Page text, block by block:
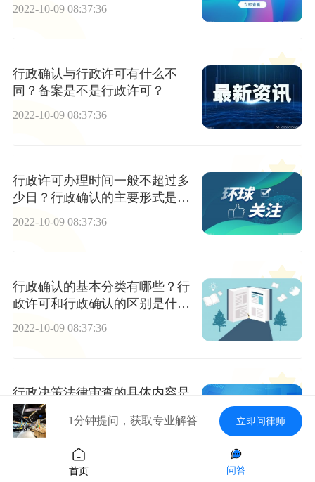
2022-10-09 08:37:36
行政确认与行政许可有什么不
同？备案是不是行政许可？
2022-10-09 08:37:36
行政许可办理时间一般不超过多
少日？行政确认的主要形式是什
2022-10-09 08:37:36
行政确认的基本分类有哪些？行
政许可和行政确认的区别是什
么？
2022-10-09 08:37:36
行政决策法律审查的具体内容是
什么？办理建筑工程施工许可证
需要准备什么材料？
2022-10-09 08:37:36
1分钟提问，获取专业解答 立即问律师
首页 问答